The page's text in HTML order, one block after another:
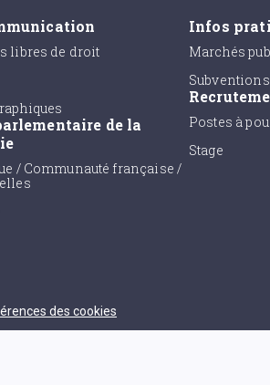
libres de droit
de la
/ Communauté française /
Infos
Marchés
Subventions
Postes à
Stage
des cookies